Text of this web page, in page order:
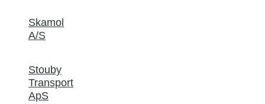
Skamol
A/S
Stouby
Transport
ApS